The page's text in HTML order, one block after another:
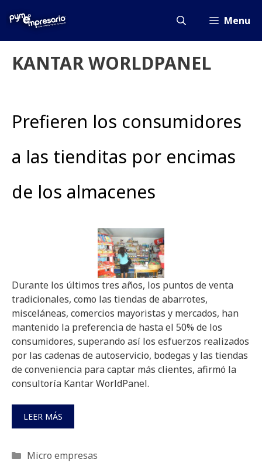
Menu
KANTAR WORLDPANEL
Prefieren los consumidores
a las tienditas por encimas
de los almacenes
Durante los últimos tres años, los puntos de venta
tradicionales, como las tiendas de abarrotes,
misceláneas, comercios mayoristas y mercados, han
mantenido la preferencia de hasta el 50% de los
consumidores, superando así los esfuerzos realizados
por las cadenas de autoservicio, bodegas y las tiendas
de conveniencia para captar más clientes, afirmó la
consultoría Kantar WorldPanel.
LEER MÁS
Categorías
Micro empresas